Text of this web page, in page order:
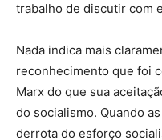
trabalho de discutir com
Nada indica mais
reconhecimento que foi
Marx do que sua
do socialismo. Quando
derrota do esforço